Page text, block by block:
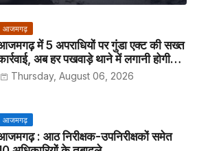
आजमगढ़
में 5 अपराधियों पर गुंडा एक्ट की सख्त
अब हर पखवाड़े थाने में लगानी होगी
हाजिरीThursday, August 06, 2026
आजमगढ़
: आठ निरीक्षक-उपनिरीक्षकों समेत